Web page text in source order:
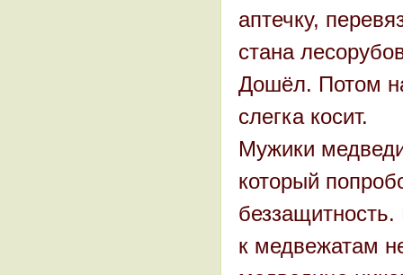
аптечку,
стана
Дошёл. Потом
слегка косит.
Мужики
который
беззащитность.
к медвежатам